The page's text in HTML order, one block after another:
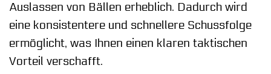
Auslassen von Bällen erheblich. Dadurch wird
eine konsistentere und schnellere Schussfolge
ermöglicht, was Ihnen einen klaren taktischen
Vorteil verschafft.